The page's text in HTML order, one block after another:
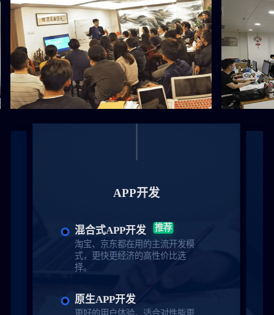
APP开发
混合式APP开发
推荐
淘宝、京东都在用的主流开发模
式，更快更经济的高性价比选
择。
原生APP开发